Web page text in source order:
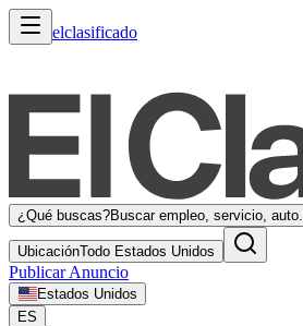
elclasificado
¿Qué buscas?Buscar empleo, servicio,
UbicaciónTodo Estados Unidos
Publicar Anuncio
Estados Unidos
ES